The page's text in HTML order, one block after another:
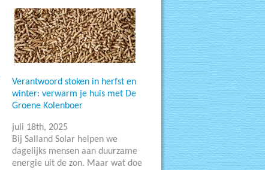
Verantwoord stoken in herfst en
winter: verwarm je huis met De
Groene Kolenboer
juli 18th, 2025
Bij Salland Solar helpen we
dagelijks mensen aan duurzame
energie uit de zon. Maar wat doe